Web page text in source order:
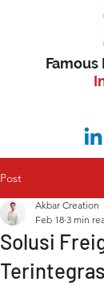
Post
Solusi
Akbar Creation
Feb 18 3 min